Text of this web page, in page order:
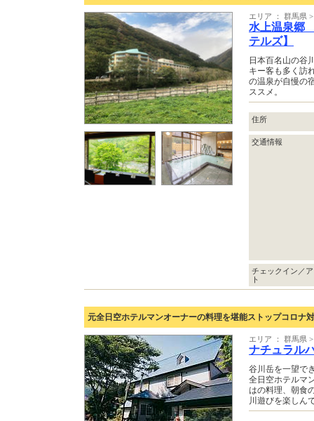
エリア ： 群馬県
水上温泉郷
テルズ】
日本百名山の谷
キー客も多く訪
の温泉が自慢の
ススメ。
住所
交通情報
チェックイン／
ト
元全日空ホテルマンオーナーの料理を堪能ストップコロナ
エリア ： 群馬県
ナチュラル
谷川岳を一望で
全日空ホテルマ
はの料理、朝食
川遊びを楽しん